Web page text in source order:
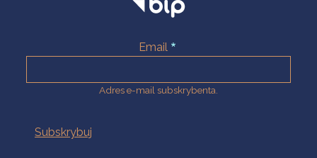
Email
Adres e-mail subskrybenta.